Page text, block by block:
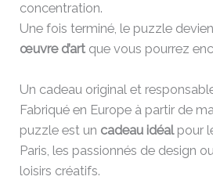
concentration.
Une fois terminé, le puzzle
œuvre d’art que vous pourrez
Un cadeau original et
Fabriqué en Europe à partir de
puzzle est un cadeau idéalpour
Paris, les passionnés de design
loisirs créatifs.